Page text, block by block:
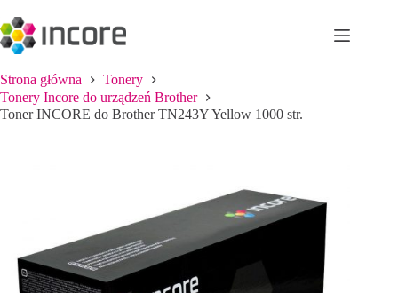
do
treści
Strona główna
Tonery
Tonery Incore do urządzeń Brother
Toner INCORE do Brother TN243Y Yellow 1000 str.